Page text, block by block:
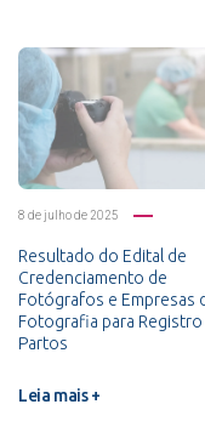
8 de julho de 2025
Resultado do Edital de
Credenciamento de
Fotógrafos e Empresas
Fotografia para Registro
Partos
Leia mais +